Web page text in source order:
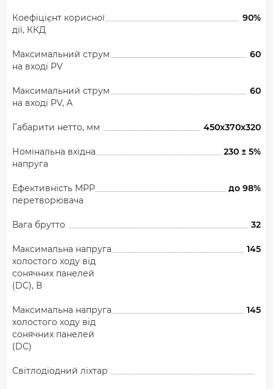
Коефіцієнт корисної
дії, ККД
90%
Максимальний струм
на вході PV
60
Максимальний струм
на вході PV, А
60
Габарити нетто, мм 450x370x320
Номінальна вхідна
напруга
230 ± 5%
Ефективність MPP
перетворювача
до 98%
Вага брутто 32
Максимальна напруга
холостого ходу від
сонячних панелей
(DC), В
145
Максимальна напруга
холостого ходу від
сонячних панелей
(DC)
145
Світлодіодний ліхтар